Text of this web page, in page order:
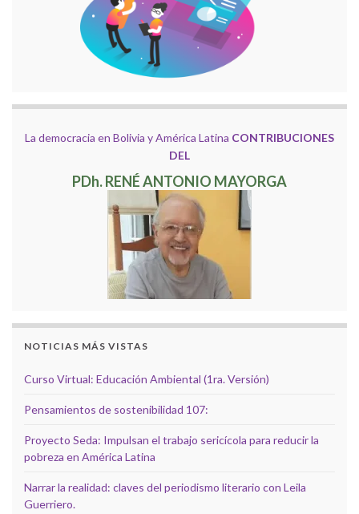
La democracia en Bolivia y América Latina CONTRIBUCIONES
DEL
PDh. RENÉ ANTONIO MAYORGA
NOTICIAS MÁS VISTAS
Curso Virtual: Educación Ambiental (1ra. Versión)
Pensamientos de sostenibilidad 107:
Proyecto Seda: Impulsan el trabajo sericícola para reducir la
pobreza en América Latina
Narrar la realidad: claves del periodismo literario con Leila
Guerriero.